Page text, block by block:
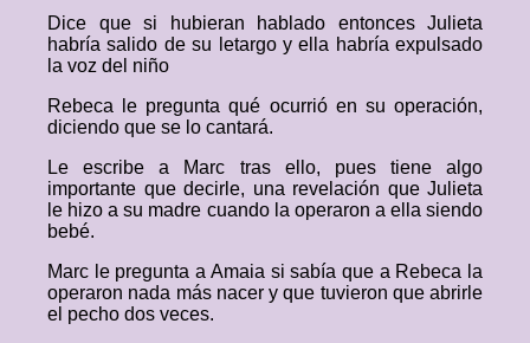
Dice que si hubieran hablado entonces Julieta
habría salido de su letargo y ella habría expulsado
la voz del niño
Rebeca le pregunta qué ocurrió en su operación,
diciendo que se lo cantará.
Le escribe a Marc tras ello, pues tiene algo
importante que decirle, una revelación que Julieta
le hizo a su madre cuando la operaron a ella siendo
bebé.
Marc le pregunta a Amaia si sabía que a Rebeca la
operaron nada más nacer y que tuvieron que abrirle
el pecho dos veces.